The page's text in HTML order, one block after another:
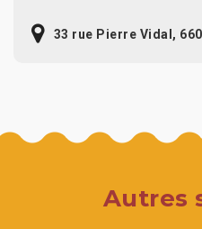
33 rue Pierre Vidal,
Autres